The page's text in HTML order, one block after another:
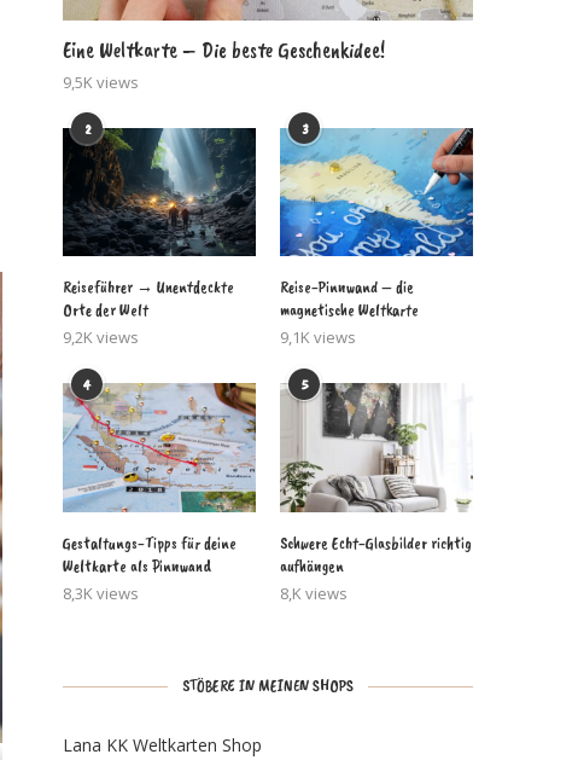
Eine Weltkarte – Die beste Geschenkidee!
9,5K views
2
Reiseführer → Unentdeckte
Orte der Welt
9,2K views
3
Reise-Pinnwand – die
magnetische Weltkarte
9,1K views
4
Gestaltungs-Tipps für deine
Weltkarte als Pinnwand
8,3K views
5
Schwere Echt-Glasbilder richtig
aufhängen
8,K views
STÖBERE IN MEINEN SHOPS
Lana KK Weltkarten Shop